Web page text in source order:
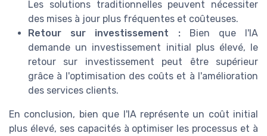
Les solutions traditionnelles peuvent nécessiter
des mises à jour plus fréquentes et coûteuses.
Retour sur investissement :Bien que l'IA
demande un investissement initial plus élevé, le
retour sur investissement peut être supérieur
grâce à l'optimisation des coûts et à l'amélioration
des services clients.
En conclusion, bien que l'IA représente un coût initial
plus élevé, ses capacités à optimiser les processus et à